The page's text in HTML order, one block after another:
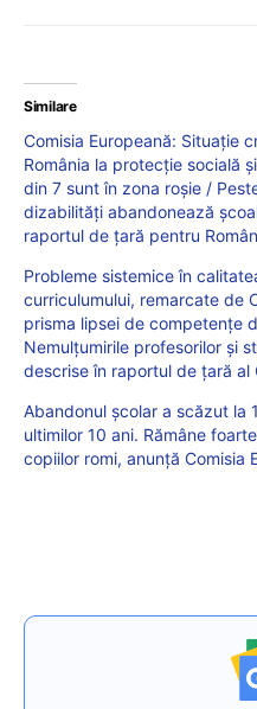
Similare
Comisia Europeană: Situație
România la protecție socială
din 7 sunt în zona roșie /
dizabilități abandonează
raportul de țară pentru
Probleme sistemice în
curriculumului, remarcate de
prisma lipsei de competențe
Nemulțumirile profesorilor și
descrise în raportul de țară al
Abandonul școlar a scăzut la
ultimilor 10 ani. Rămâne
copiilor romi, anunță Comisia